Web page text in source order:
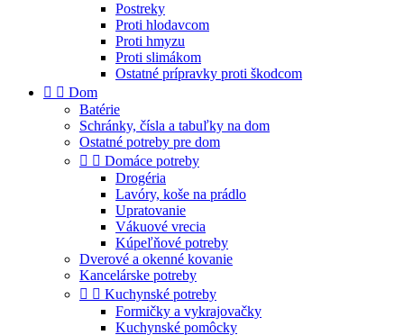
Postreky
Proti hlodavcom
Proti hmyzu
Proti slimákom
Ostatné prípravky proti škodcom
  Dom
Batérie
Schránky, čísla a tabuľky na dom
Ostatné potreby pre dom
  Domáce potreby
Drogéria
Lavóry, koše na prádlo
Upratovanie
Vákuové vrecia
Kúpeľňové potreby
Dverové a okenné kovanie
Kancelárske potreby
  Kuchynské potreby
Formičky a vykrajovačky
Kuchynské pomôcky